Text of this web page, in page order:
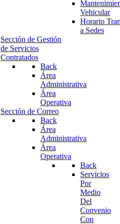
Vehicular
Horario
a Sedes
Sección de Gestión
de Servicios
Contratados
Back
Área
Administrativa
Área
Operativa
Sección de Correo
Back
Área
Administrativa
Área
Operativa
Back
Servicios
Por
Medio
Del
Convenio
Con